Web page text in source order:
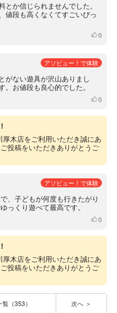
か信じられませんでした。
値段も高くなくてすごいびっ
いいね
0
アソビュー！で体験
がない遊具が沢山ありまし
お値段も良心的でした。
いいね
0
木店をご利用いただき誠にあ
投稿をいただきありがとうご
アソビュー！で体験
、子どもが何度も行きたがり
っくり遊べて最高です。
いいね
0
木店をご利用いただき誠にあ
投稿をいただきありがとうご
（353） 次へ